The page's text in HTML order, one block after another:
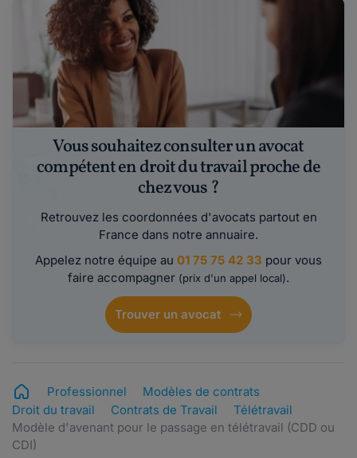
Vous souhaitez consulter un avocat
compétent en droit du travail proche de
chez vous ?
Retrouvez les coordonnées d'avocats partout en
France dans notre annuaire.
Appelez notre équipe au 01 75 75 42 33 pour vous
faire accompagner (prix d'un appel local).
Trouver un avocat
Professionnel
Modèles de contrats
Droit du travail
Contrats de Travail
Télétravail
Modèle d'avenant pour le passage en télétravail (CDD ou
CDI)